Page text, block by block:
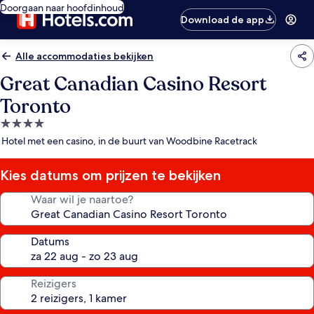
Doorgaan naar hoofdinhoud
Download de app
Alle accommodaties bekijken
Great Canadian Casino Resort
Toronto
4.0-
sterrenaccommodatie
Hotel met een casino, in de buurt van Woodbine Racetrack
Kies datums om prijzen te bekijken
Waar wil je naartoe?
Datums
Reizigers